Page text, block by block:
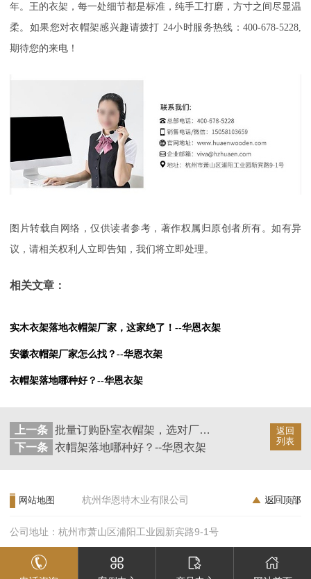
年。王的衣架，每一处细节都是标准，纯手工打磨，方寸之间尽显温
柔 。如果您对衣帽架感兴趣请拨打 24小时服务热线：400-678-5228,
期待您的来电！
图片转载自网络，仅供读者参考，著作权属归原创者所有。如有异
议，请相关权利人立即告知，我们将立即处理。
相关文章：
实木衣架落地衣帽架厂家，这家绝了！--华恩衣架
安徽衣帽架厂家怎么找？--华恩衣架
衣帽架落地哪种好？--华恩衣架
返回
列表
上一条
批量订购卧室衣帽架，选对厂家很重要！--华恩衣架
下一条 衣帽架落地哪种好？--华恩衣架
网站地图 杭州华恩特木业有限公司
公司地址：杭州市萧山区浦阳工业园新宾路9-1号